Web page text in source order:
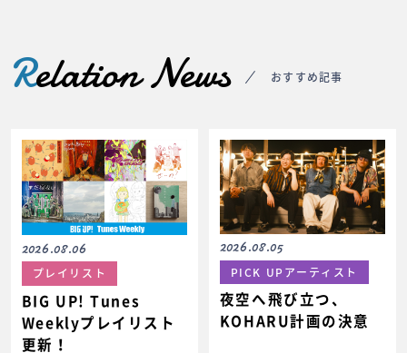
Relation News おすすめ記事
2026.08.06
プレイリスト
BIG UP! Tunes
Weeklyプレイリスト
更新！
2026.08.05
PICK UPアーティスト
夜空へ飛び立つ、
KOHARU計画の決意